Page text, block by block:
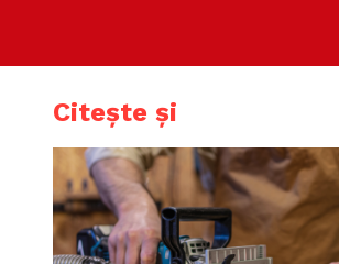
Citește și